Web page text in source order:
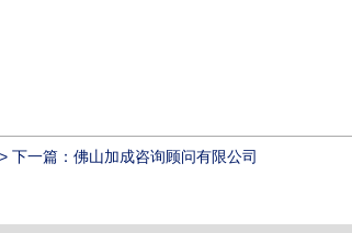
下一篇： 佛山加成咨询顾问有限公司